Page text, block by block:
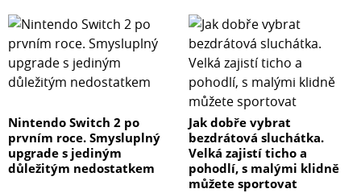
Výkon f-stop
Výkon Ws
Výkon
1200
1/1
Nintendo Switch 2 po
prvním roce. Smysluplný
upgrade s jediným
důležitým nedostatkem
Jak dobře vybrat
bezdrátová sluchátka.
Velká zajistí ticho a
pohodlí, s malými klidně
můžete sportovat